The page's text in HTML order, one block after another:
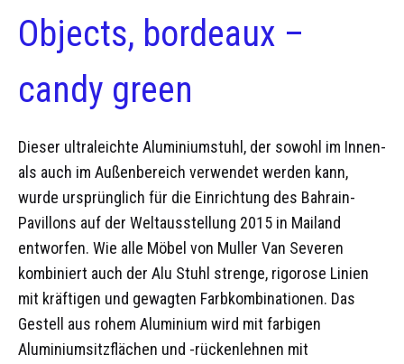
Objects, bordeaux –
candy green
Dieser ultraleichte Aluminiumstuhl, der sowohl im Innen-
als auch im Außenbereich verwendet werden kann,
wurde ursprünglich für die Einrichtung des Bahrain-
Pavillons auf der Weltausstellung 2015 in Mailand
entworfen. Wie alle Möbel von Muller Van Severen
kombiniert auch der Alu Stuhl strenge, rigorose Linien
mit kräftigen und gewagten Farbkombinationen. Das
Gestell aus rohem Aluminium wird mit farbigen
Aluminiumsitzflächen und -rückenlehnen mit